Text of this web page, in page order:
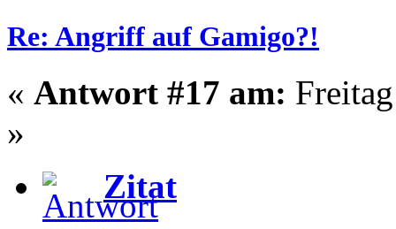
Re: Angriff auf Gamigo?!
« Antwort #17 am:
»
Zitat